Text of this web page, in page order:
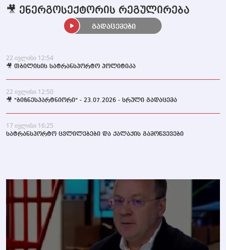
22 ივლისი 12:54
🎥 თბილისის სატრანსპორტო პოლიტიკა
22 ივლისი 12:50
🎥 "ბიზნესპარტნიორი" - 23.07.2026 - სრული გადაცემა
17 ივლისი 16:25
სატრანსპორტო ცვლილებები და ქალაქის გამოწვევები
🎥 ენერგოსექტორის რეგულირება
გადაცემები